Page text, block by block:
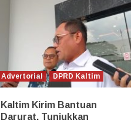
Advertorial DPRD Kaltim
Kaltim Kirim Bantuan
Darurat, Tunjukkan